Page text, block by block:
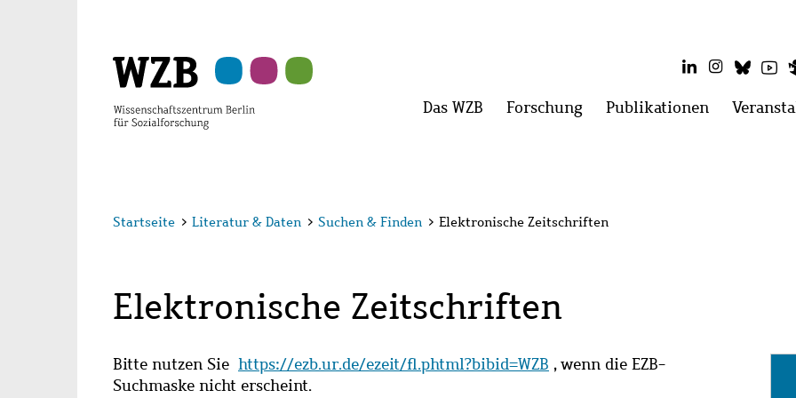
LinkedInInstagram
Hauptmenü
Das WZB Menü
Forschung Menü
Publikationen Menü
Startseite > Literatur & Daten > Suchen & Finden > Elektronische Zeitschriften
Elektronische Zeitschriften
Bitte nutzen Sie https://ezb.ur.de/ezeit/fl.phtml?bibid=WZB , wenn die EZB-
Suchmaske nicht erscheint.